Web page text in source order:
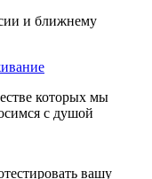
и ближнему
которых мы
с душой
вашу